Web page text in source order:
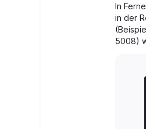
In
in der
5008)